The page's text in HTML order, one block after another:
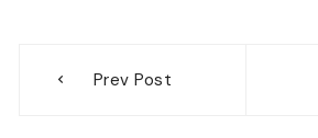
Prev Post